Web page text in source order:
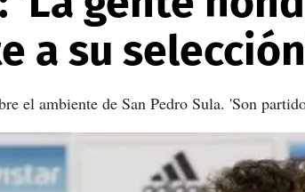
a su
el ambiente de San Pedro Sula. 'Son